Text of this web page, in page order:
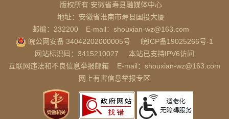
版权所有:安徽省寿县融媒体中心
地址：安徽省淮南市寿县国投大厦
邮编：232200
E-mail：shouxian-wz@163.com
皖公网安备 34042202000005号
皖ICP备19025266号-1
网站标识码：3415210027
本站已支持IPV6访问
互联网违法和不良信息举报邮箱
E-mail：shouxian-wz@163.com
网上有害信息举报专区